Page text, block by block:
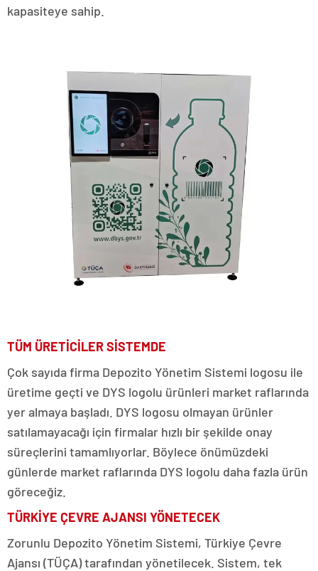
kapasiteye sahip.
TÜM ÜRETİCİLER SİSTEMDE
Çok sayıda firma Depozito Yönetim Sistemi logosu ile
üretime geçti ve DYS logolu ürünleri market raflarında
yer almaya başladı. DYS logosu olmayan ürünler
satılamayacağı için firmalar hızlı bir şekilde onay
süreçlerini tamamlıyorlar. Böylece önümüzdeki
günlerde market raflarında DYS logolu daha fazla ürün
göreceğiz.
TÜRKİYE ÇEVRE AJANSI YÖNETECEK
Zorunlu Depozito Yönetim Sistemi, Türkiye Çevre
Ajansı (TÜÇA) tarafından yönetilecek. Sistem, tek